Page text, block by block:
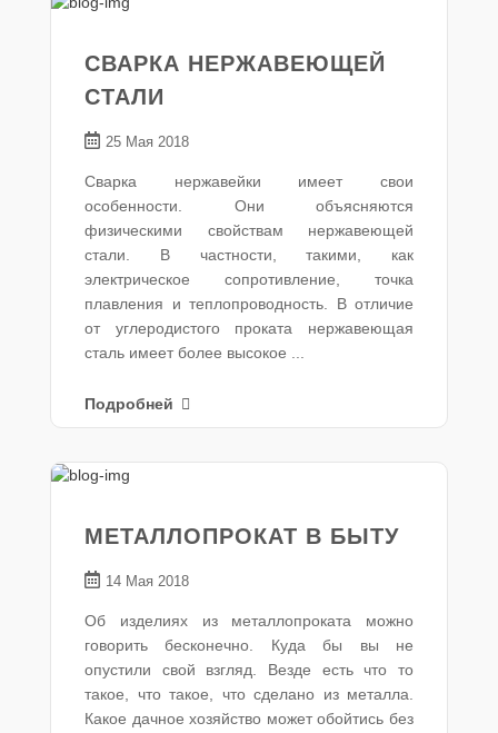
СВАРКА НЕРЖАВЕЮЩЕЙ
СТАЛИ
25 Мая 2018
Сварка нержавейки имеет свои
особенности. Они объясняются
физическими свойствам нержавеющей
стали. В частности, такими, как
электрическое сопротивление, точка
плавления и теплопроводность. В отличие
от углеродистого проката нержавеющая
сталь имеет более высокое ...
Подробней
МЕТАЛЛОПРОКАТ В БЫТУ
14 Мая 2018
Об изделиях из металлопроката можно
говорить бесконечно. Куда бы вы не
опустили свой взгляд. Везде есть что то
такое, что такое, что сделано из металла.
Какое дачное хозяйство может обойтись без